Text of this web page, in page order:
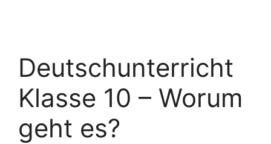
Deutschunterricht
Klasse 10 – Worum
geht es?